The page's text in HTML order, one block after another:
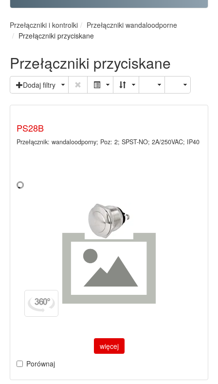
Przełączniki i kontrolki
Przełączniki wandaloodporne
Przełączniki przyciskane
Przełączniki przyciskane
Dodaj filtry
PS28B
Przełącznik: wandaloodporny; Poz: 2; SPST-NO; 2A/250VAC; IP40
więcej
Porównaj